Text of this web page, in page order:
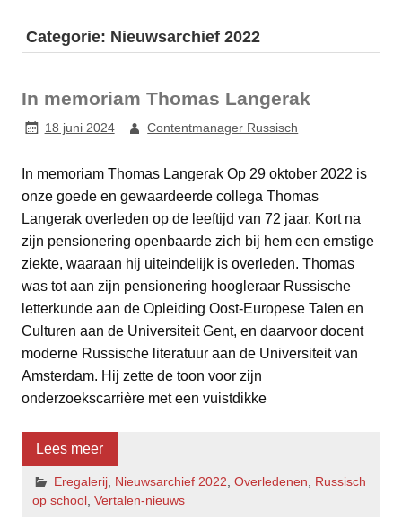
Categorie: Nieuwsarchief 2022
In memoriam Thomas Langerak
18 juni 2024 Contentmanager Russisch
In memoriam Thomas Langerak Op 29 oktober 2022 is
onze goede en gewaardeerde collega Thomas
Langerak overleden op de leeftijd van 72 jaar. Kort na
zijn pensionering openbaarde zich bij hem een ernstige
ziekte, waaraan hij uiteindelijk is overleden. Thomas
was tot aan zijn pensionering hoogleraar Russische
letterkunde aan de Opleiding Oost-Europese Talen en
Culturen aan de Universiteit Gent, en daarvoor docent
moderne Russische literatuur aan de Universiteit van
Amsterdam. Hij zette de toon voor zijn
onderzoekscarrière met een vuistdikke
Lees meer
Eregalerij, Nieuwsarchief 2022 Overledenen
Russisch
op school, Vertalen-nieuws